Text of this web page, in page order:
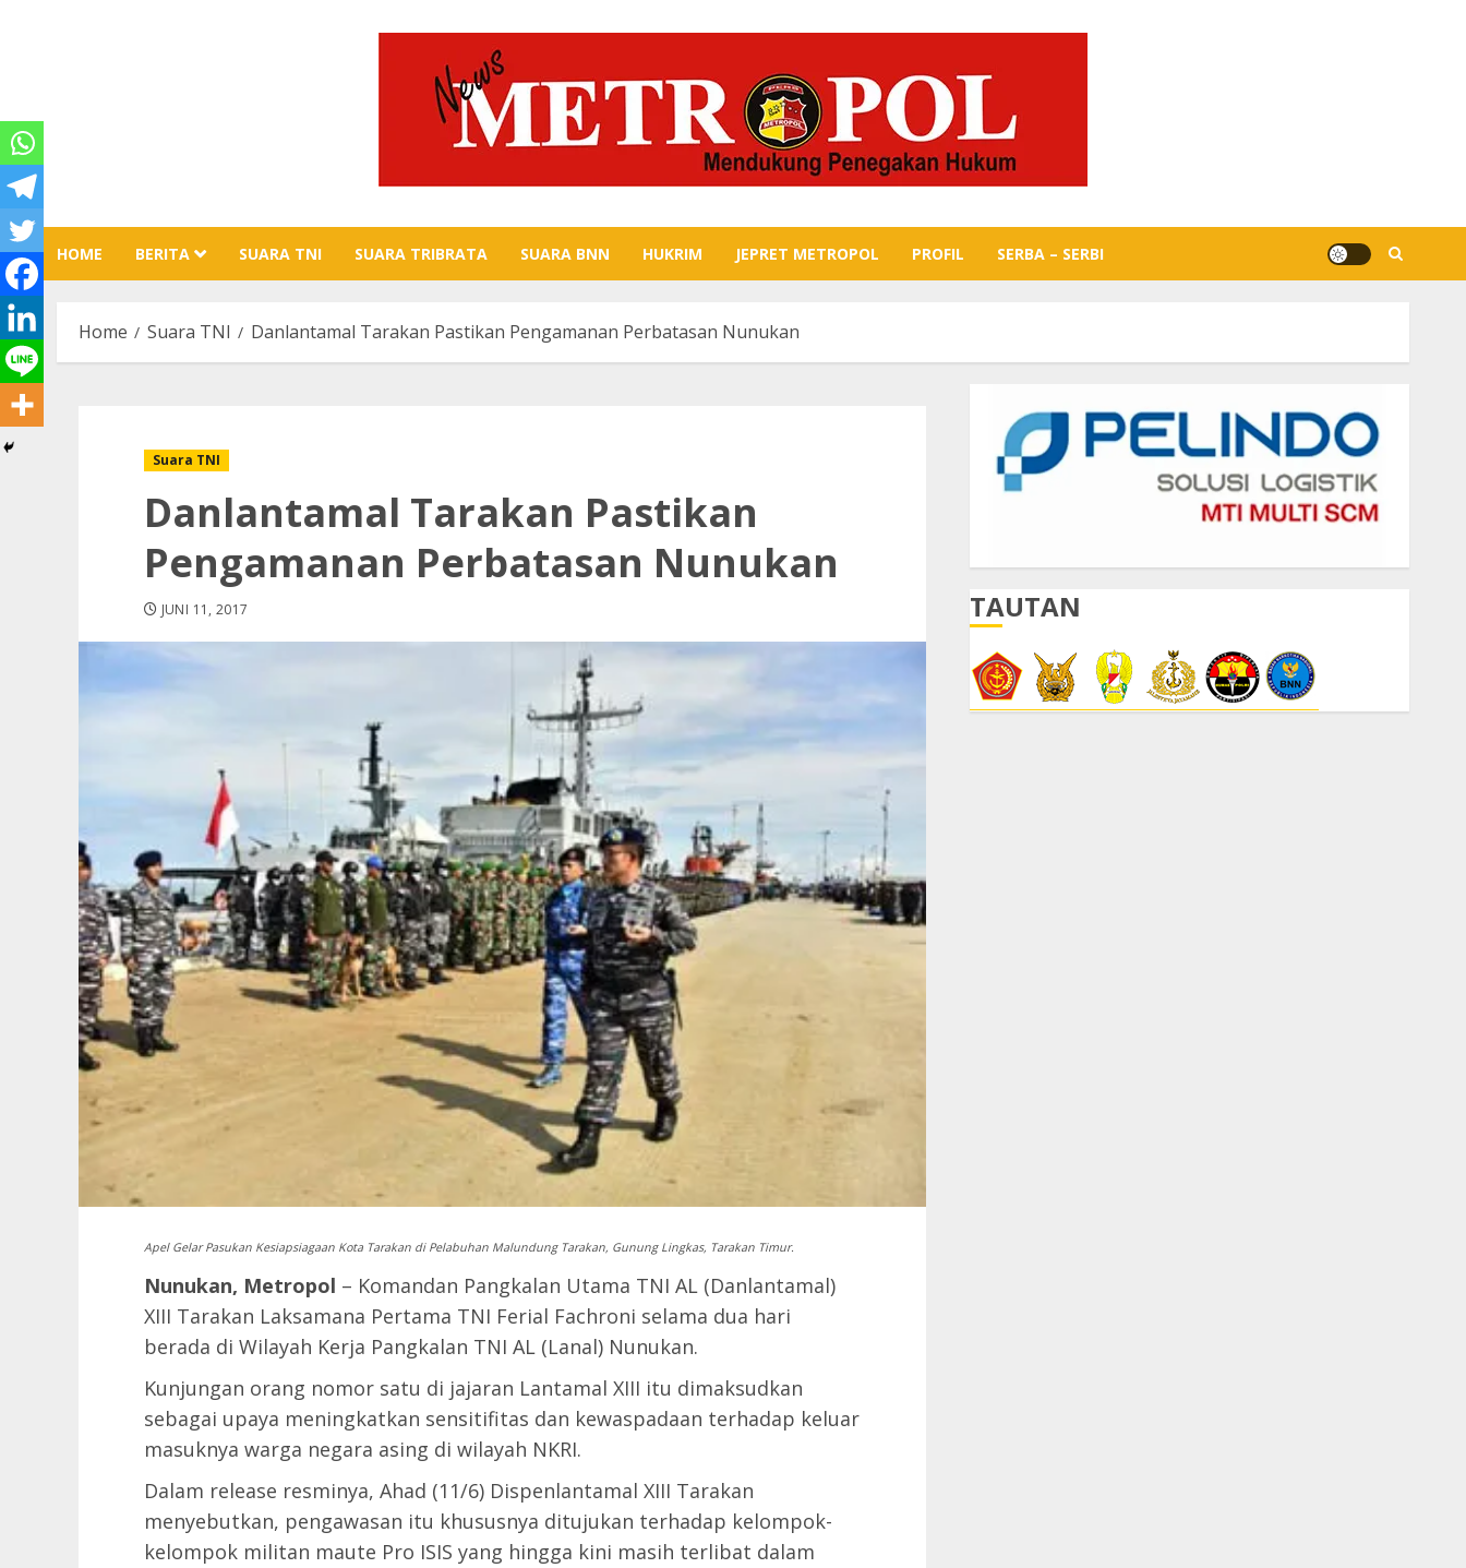
HOME BERITA SUARA TNI SUARA TRIBRATA SUARA BNN HUKRIM JEPRET METROPOL PROFIL SERBA – SERBI
Home Suara TNI Danlantamal Tarakan Pastikan Pengamanan Perbatasan Nunukan
Suara TNI
Danlantamal Tarakan Pastikan
Pengamanan Perbatasan Nunukan
JUNI 11, 2017
Apel Gelar Pasukan Kesiapsiagaan Kota Tarakan di Pelabuhan Malundung Tarakan, Gunung Lingkas, Tarakan Timur.
Nunukan, Metropol – Komandan Pangkalan Utama TNI AL (Danlantamal)
XIII Tarakan Laksamana Pertama TNI Ferial Fachroni selama dua hari
berada di Wilayah Kerja Pangkalan TNI AL (Lanal) Nunukan.
Kunjungan orang nomor satu di jajaran Lantamal XIII itu dimaksudkan
sebagai upaya meningkatkan sensitifitas dan kewaspadaan terhadap keluar
masuknya warga negara asing di wilayah NKRI.
Dalam release resminya, Ahad (11/6) Dispenlantamal XIII Tarakan
menyebutkan, pengawasan itu khususnya ditujukan terhadap kelompok-
kelompok militan maute Pro ISIS yang hingga kini masih terlibat dalam
TAUTAN